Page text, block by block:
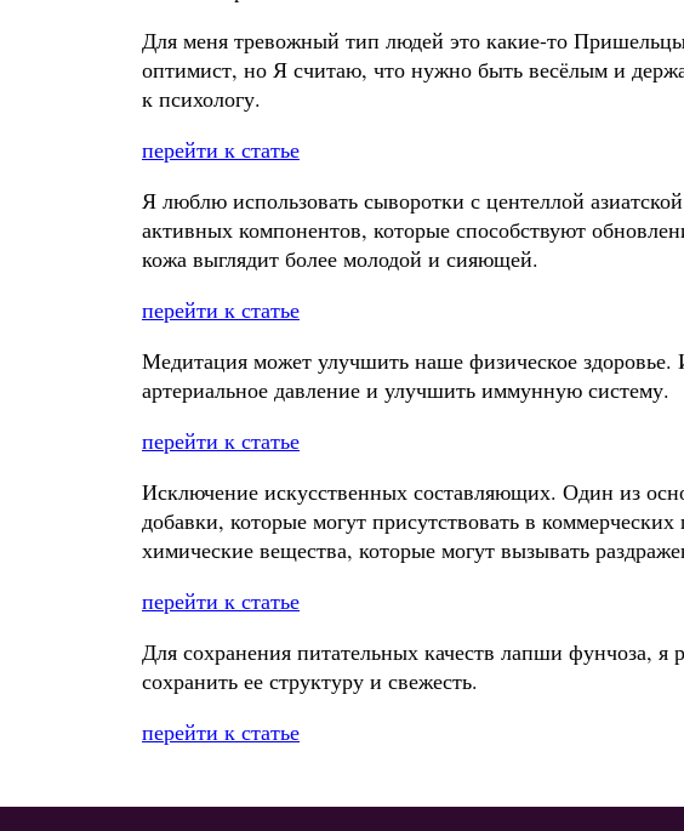
Для меня тревожный тип людей это какие-то
оптимист, но Я считаю, что нужно быть весёлым и
к психологу.
перейти к статье
Я люблю использовать сыворотки с центеллой
активных компонентов, которые способствуют
кожа выглядит более молодой и сияющей.
перейти к статье
Медитация может улучшить наше физическое здоровье.
артериальное давление и улучшить иммунную систему.
перейти к статье
Исключение искусственных составляющих. Один из
добавки, которые могут присутствовать в
химические вещества, которые могут вызывать
перейти к статье
Для сохранения питательных качеств лапши фунчоза,
сохранить ее структуру и свежесть.
перейти к статье